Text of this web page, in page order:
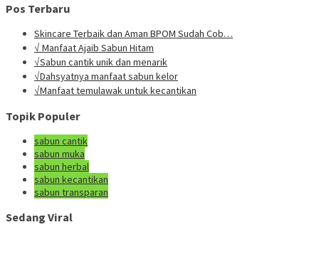
Pos Terbaru
Skincare Terbaik dan Aman BPOM Sudah Cob…
√ Manfaat Ajaib Sabun Hitam
√Sabun cantik unik dan menarik
√Dahsyatnya manfaat sabun kelor
√Manfaat temulawak untuk kecantikan
Topik Populer
sabun cantik
sabun muka
sabun herbal
sabun kecantikan
sabun transparan
Sedang Viral